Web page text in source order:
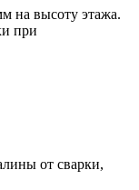
на высоту этажа.
при
от сварки,